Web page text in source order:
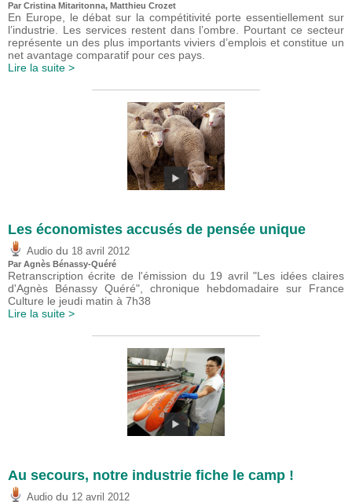
Par Cristina Mitaritonna, Matthieu Crozet
En Europe, le débat sur la compétitivité porte essentiellement sur
l’industrie. Les services restent dans l’ombre. Pourtant ce secteur
représente un des plus importants viviers d’emplois et constitue un
net avantage comparatif pour ces pays.
Lire la suite >
Les économistes accusés de pensée unique
Audio du 18 avril 2012
Par Agnès Bénassy-Quéré
Retranscription écrite de l'émission du 19 avril "Les idées claires
d'Agnès Bénassy Quéré", chronique hebdomadaire sur France
Culture le jeudi matin à 7h38
Lire la suite >
Au secours, notre industrie fiche le camp !
Audio du 12 avril 2012